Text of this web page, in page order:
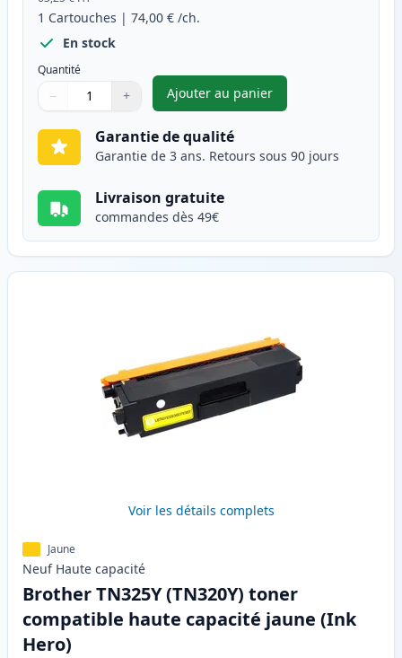
1 Cartouches | 74,00 € /ch.
En stock
Quantité
Quantité
Utilisez les boutons pour ajuster
− +
Quantité
Ajouter au panier
,Brother TN325M (TN320M)
Garantie de qualité
Garantie de 3 ans. Retours sous 90 jours
Livraison gratuite
commandes dès 49€
Voir les détails complets
Jaune
Neuf Haute capacité
Brother TN325Y (TN320Y) toner
compatible haute capacité jaune (Ink
Hero)